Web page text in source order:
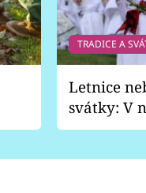
TRADICE A
Letnice
svátky: V
pondělí